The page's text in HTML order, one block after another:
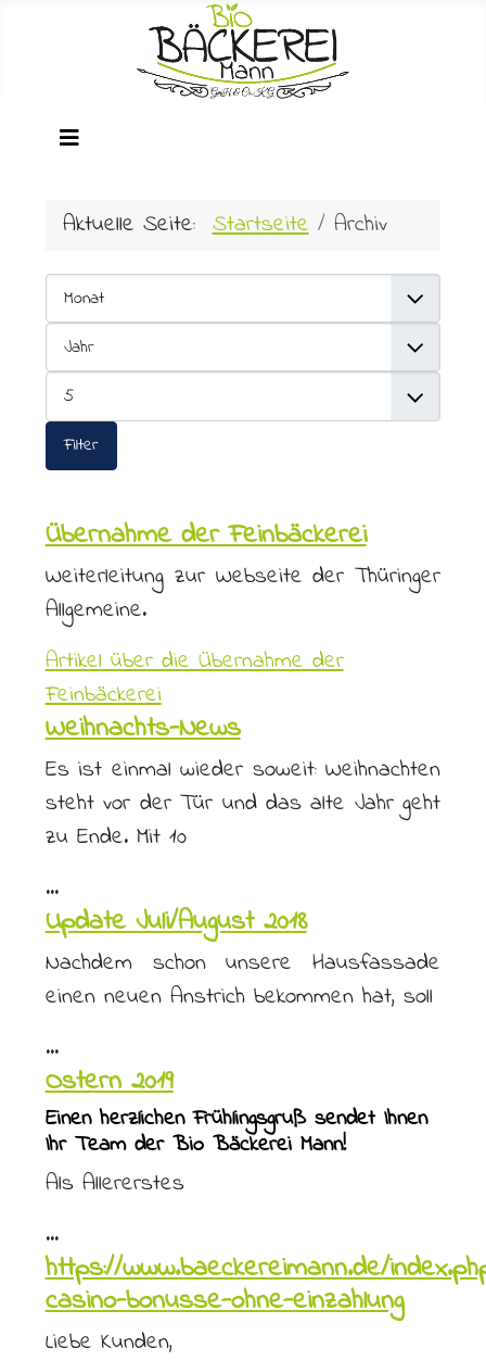
Aktuelle Seite:Startseite Archiv
Filter
Übernahme der Feinbäckerei
Weiterleitung zur Webseite der Thüringer
Allgemeine.
Artikel über die Übernahme der
Feinbäckerei
Weihnachts-News
Es ist einmal wieder soweit: Weihnachten
steht vor der Tür und das alte Jahr geht
zu Ende. Mit 10
...
Update Juli/August 2018
Nachdem schon unsere Hausfassade
einen neuen Anstrich bekommen hat, soll
...
Ostern 2019
Einen herzlichen Frühlingsgruß sendet Ihnen
Ihr Team der Bio Bäckerei Mann!
Als Allererstes
...
https://www.baeckereimann.de/
casino-bonusse-ohne-einzahlung
Liebe Kunden,